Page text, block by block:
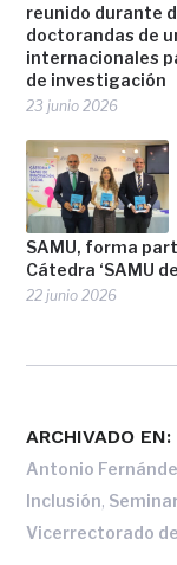
reunido durante
doctorandas de
internacionales
de investigación
23 junio 2026
SAMU, forma
Cátedra ‘SAMU
22 junio 2026
ARCHIVADO EN:
Antonio
Inclusión,
Vicerrectorado